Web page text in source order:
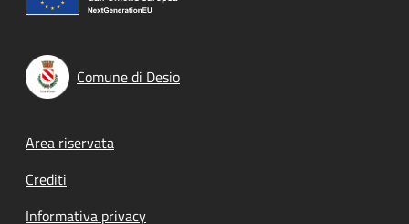
Comune di Desio
Footer menu
Area riservata
Crediti
Informativa privacy